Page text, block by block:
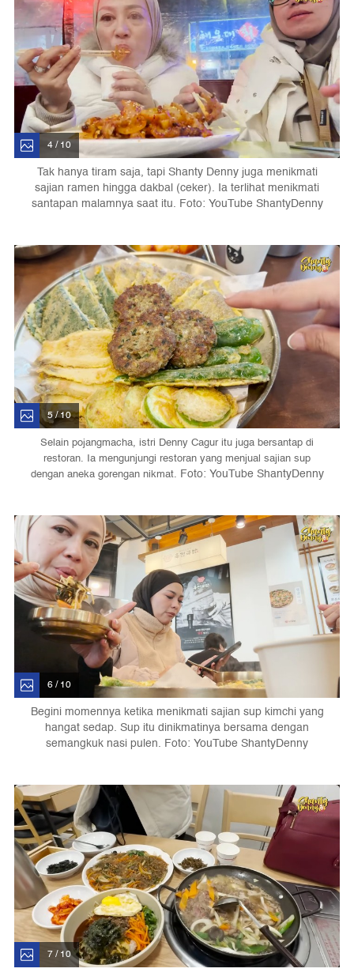
4 / 10
Tak hanya tiram saja, tapi Shanty Denny juga menikmati
sajian ramen hingga dakbal (ceker). Ia terlihat menikmati
santapan malamnya saat itu. Foto: YouTube ShantyDenny
5 / 10
Selain pojangmacha, istri Denny Cagur itu juga bersantap di
restoran. Ia mengunjungi restoran yang menjual sajian sup
dengan aneka gorengan nikmat. Foto: YouTube ShantyDenny
6 / 10
Begini momennya ketika menikmati sajian sup kimchi yang
hangat sedap. Sup itu dinikmatinya bersama dengan
semangkuk nasi pulen. Foto: YouTube ShantyDenny
7 / 10